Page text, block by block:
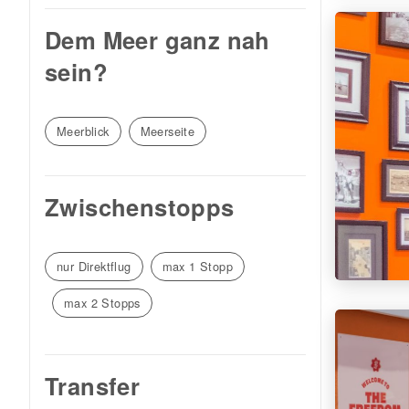
Dem Meer ganz nah
sein?
Meerblick Meerseite
Zwischenstopps
nur Direktflug max 1 Stopp
max 2 Stopps
Transfer